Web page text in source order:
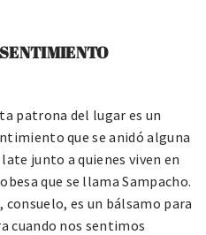
patrona del lugar es un
que se anidó alguna
junto a quienes viven en
que se llama Sampacho.
es un bálsamo para
cuando nos sentimos